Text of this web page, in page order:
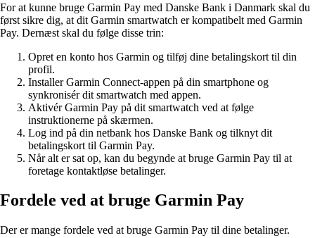
For at kunne bruge Garmin Pay med Danske Bank i Danmark skal du
først sikre dig, at dit Garmin smartwatch er kompatibelt med Garmin
Pay. Dernæst skal du følge disse trin:
Opret en konto hos Garmin og tilføj dine betalingskort til din
profil.
Installer Garmin Connect-appen på din smartphone og
synkronisér dit smartwatch med appen.
Aktivér Garmin Pay på dit smartwatch ved at følge
instruktionerne på skærmen.
Log ind på din netbank hos Danske Bank og tilknyt dit
betalingskort til Garmin Pay.
Når alt er sat op, kan du begynde at bruge Garmin Pay til at
foretage kontaktløse betalinger.
Fordele ved at bruge Garmin Pay
Der er mange fordele ved at bruge Garmin Pay til dine betalinger.